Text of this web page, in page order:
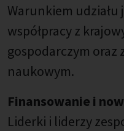
Warunkiem
współpracy z
gospodarczym oraz
naukowym.
Finansowanie i
Liderki i liderzy